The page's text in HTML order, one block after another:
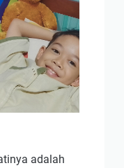
adalah